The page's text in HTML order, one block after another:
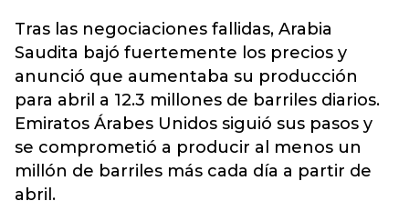
Tras las negociaciones fallidas, Arabia
Saudita bajó fuertemente los precios y
anunció que aumentaba su producción
para abril a 12.3 millones de barriles diarios.
Emiratos Árabes Unidos siguió sus pasos y
se comprometió a producir al menos un
millón de barriles más cada día a partir de
abril.